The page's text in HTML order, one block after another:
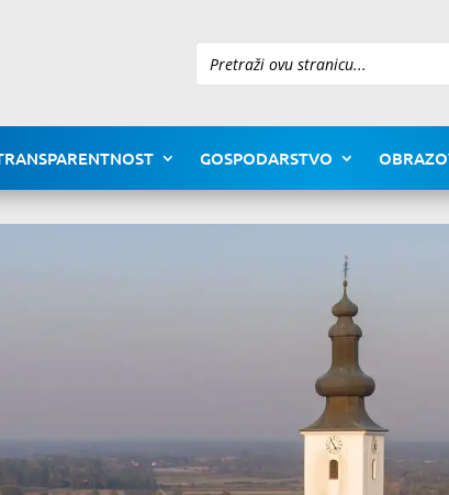
Pretraži
GOSPODARSTVO